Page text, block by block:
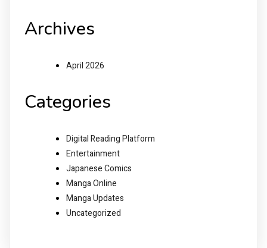
Archives
April 2026
Categories
Digital Reading Platform
Entertainment
Japanese Comics
Manga Online
Manga Updates
Uncategorized